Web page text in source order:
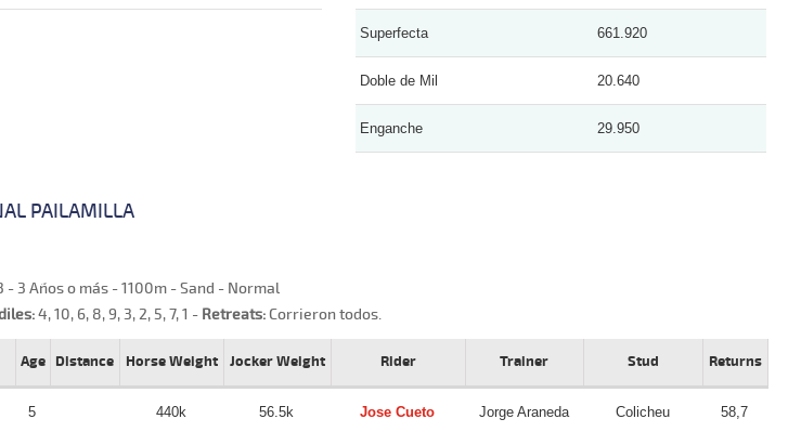
Superfecta 661.920
Doble de Mil 20.640
Enganche 29.950
PAILAMILLA
3 Años o más - 1100m - Sand - Normal
4, 10, 6, 8, 9, 3, 2, 5, 7, 1 - Retreats:Corrieron todos.
Age Distance Horse Weight Jocker Weight Rider Trainer Stud Returns
5 440k 56.5k Jose Cueto Jorge Araneda Colicheu 58,7